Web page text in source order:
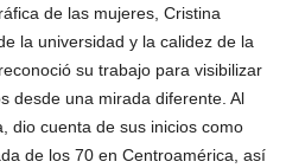
de las mujeres, Cristina
la universidad y la calidez de la
su trabajo para visibilizar
desde una mirada diferente. Al
dio cuenta de sus inicios como
de los 70 en Centroamérica, así